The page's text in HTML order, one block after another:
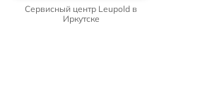
Сервисный центр Leupold в
Иркутске